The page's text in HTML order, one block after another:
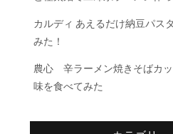
カルディ あえるだけ納豆パス
みた！
農心 辛ラーメン焼きそばカ
味を食べてみた